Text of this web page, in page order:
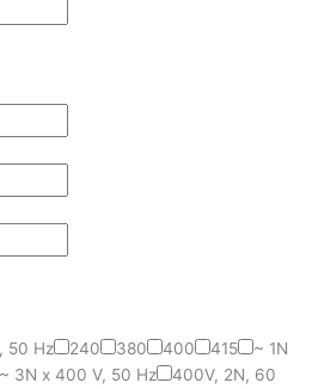
50 Hz 240 380 400 415
~ 1N
~ 3N x 400 V, 50 Hz
400V, 2N, 60